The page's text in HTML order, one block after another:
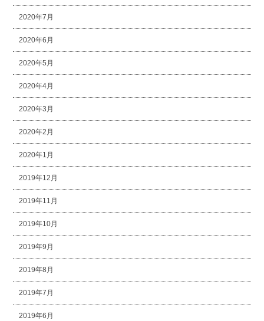
2020年7月
2020年6月
2020年5月
2020年4月
2020年3月
2020年2月
2020年1月
2019年12月
2019年11月
2019年10月
2019年9月
2019年8月
2019年7月
2019年6月